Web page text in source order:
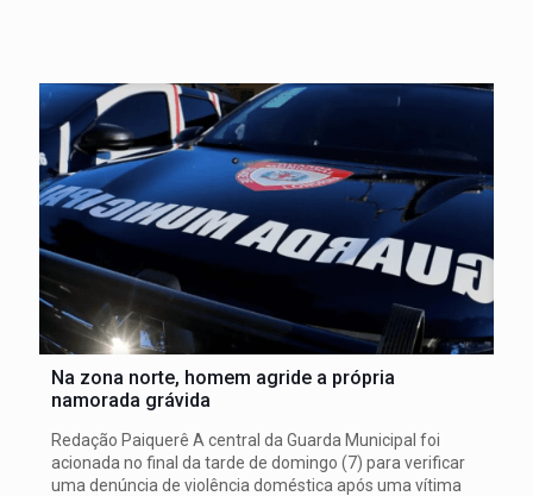
Na zona norte, homem agride a própria
namorada grávida
Redação Paiquerê A central da Guarda Municipal foi
acionada no final da tarde de domingo (7) para verificar
uma denúncia de violência doméstica após uma vítima